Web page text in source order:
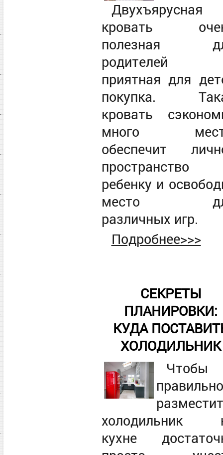
Двухъярусная
кровать
полезная
родителей
приятная для
покупка.
кровать
много
обеспечит
пространство
ребенку и
место
различных игр.
Подробнее>>>
СЕКРЕТЫ
ПЛАНИРОВКИ:
КУДА
ХОЛОДИЛЬНИК
Чтобы
правильно
холодильник
кухне